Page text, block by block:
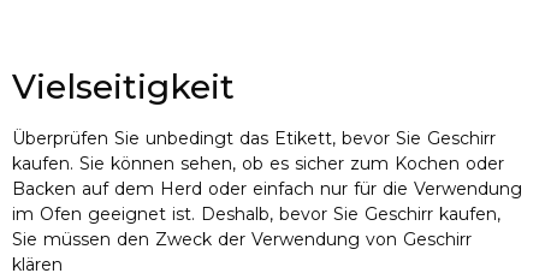
Vielseitigkeit
Überprüfen Sie unbedingt das Etikett, bevor Sie Geschirr
kaufen. Sie können sehen, ob es sicher zum Kochen oder
Backen auf dem Herd oder einfach nur für die Verwendung
im Ofen geeignet ist. Deshalb, bevor Sie Geschirr kaufen,
Sie müssen den Zweck der Verwendung von Geschirr
klären